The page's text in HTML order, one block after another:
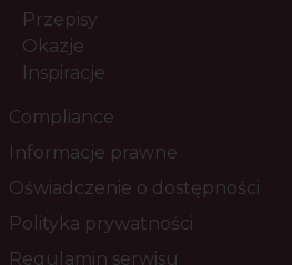
Przepisy
Okazje
Inspiracje
Compliance
Informacje prawne
Oświadczenie o dostępności
Polityka prywatności
Regulamin serwisu